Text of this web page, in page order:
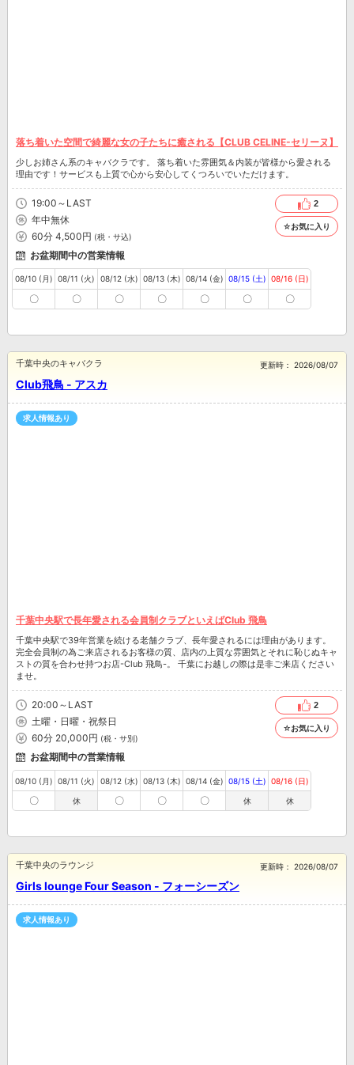
落ち着いた空間で綺麗な女の子たちに癒される【CLUB CELINE-セリーヌ】
少しお姉さん系のキャバクラです。 落ち着いた雰囲気＆内装が皆様から愛される
理由です！サービスも上質で心から安心してくつろいでいただけます。
19:00～LAST
年中無休
60分 4,500円 (税・サ込)
2
☆お気に入り
お盆期間中の営業情報
08/10 (月)
〇
08/11 (火)
〇
08/12 (水)
〇
08/13 (木)
〇
08/14 (金)
〇
08/15 (土)
〇
08/16 (日)
〇
Club飛鳥 - アスカ
千葉中央のキャバクラ 更新時： 2026/08/07
求人情報あり
千葉中央駅で長年愛される会員制クラブといえばClub 飛鳥
千葉中央駅で39年営業を続ける老舗クラブ、長年愛されるには理由があります。
完全会員制の為ご来店されるお客様の質、店内の上質な雰囲気とそれに恥じぬキャ
ストの質を合わせ持つお店-Club 飛鳥-。 千葉にお越しの際は是非ご来店ください
ませ。
20:00～LAST
土曜・日曜・祝祭日
60分 20,000円 (税・サ別)
2
☆お気に入り
お盆期間中の営業情報
08/10 (月)
〇
08/11 (火)
休
08/12 (水)
〇
08/13 (木)
〇
08/14 (金)
〇
08/15 (土)
休
08/16 (日)
休
Girls lounge Four Season - フォーシーズン
千葉中央のラウンジ 更新時： 2026/08/07
求人情報あり